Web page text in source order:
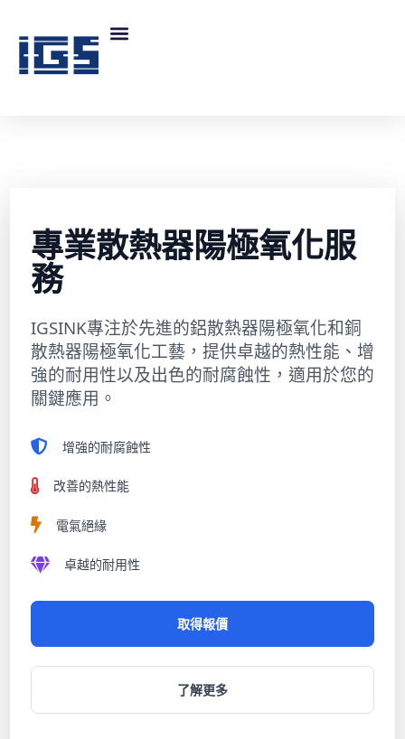
專業散熱器陽極氧化服
務
IGSINK專注於先進的鋁散熱器陽極氧化和銅
散熱器陽極氧化工藝，提供卓越的熱性能、增
強的耐用性以及出色的耐腐蝕性，適用於您的
關鍵應用。
增強的耐腐蝕性
改善的熱性能
電氣絕緣
卓越的耐用性
取得報價
了解更多